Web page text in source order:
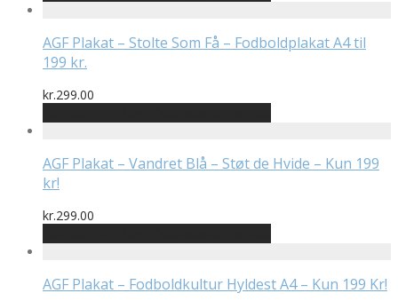
AGF Plakat – Stolte Som Få – Fodboldplakat A4 til
199 kr.
kr.299.00
AGF Plakat – Vandret Blå – Støt de Hvide – Kun 199
kr!
kr.299.00
AGF Plakat – Fodboldkultur Hyldest A4 – Kun 199 Kr!